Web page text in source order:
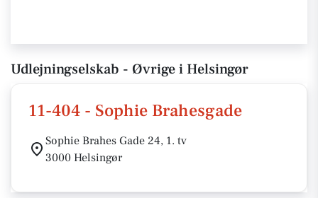
Udlejningselskab - Øvrige i Helsingør
11-404 - Sophie Brahesgade
Sophie Brahes Gade 24, 1. tv
3000 Helsingør